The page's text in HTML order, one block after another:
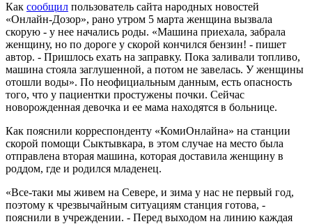
Как сообщил пользователь сайта народных новостей
«Онлайн-Дозор», рано утром 5 марта женщина вызвала
скорую - у нее начались роды. «Машина приехала, забрала
женщину, но по дороге у скорой кончился бензин! - пишет
автор. - Пришлось ехать на заправку. Пока заливали топливо,
машина стояла заглушенной, а потом не завелась. У женщины
отошли воды». По неофициальным данным, есть опасность
того, что у пациентки простужены почки. Сейчас
новорожденная девочка и ее мама находятся в больнице.
Как пояснили корреспонденту «КомиОнлайна» на станции
скорой помощи Сыктывкара, в этом случае на место была
отправлена вторая машина, которая доставила женщину в
роддом, где и родился младенец.
«Все-таки мы живем на Севере, и зима у нас не первый год,
поэтому к чрезвычайным ситуациям станция готова, -
пояснили в учреждении. - Перед выходом на линию каждая